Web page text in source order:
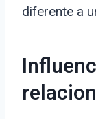
diferente a